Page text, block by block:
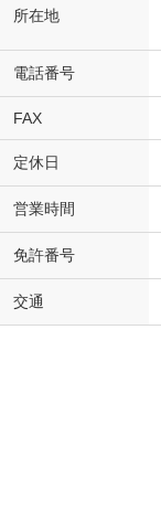
所在地
電話番号
FAX
定休日
営業時間
免許番号
交通